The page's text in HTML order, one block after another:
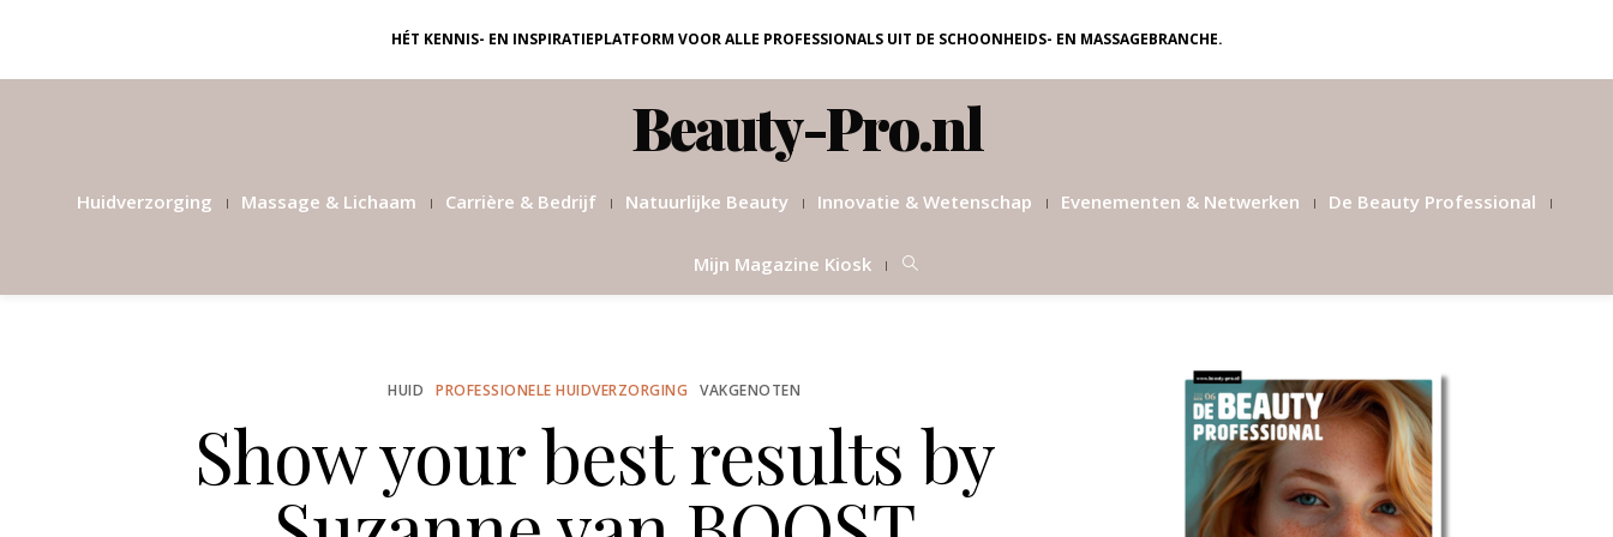
HÉT KENNIS- EN INSPIRATIEPLATFORM VOOR ALLE PROFESSIONALS UIT DE SCHOONHEIDS- EN MASSAGEBRANCHE.
Beauty-Pro.nl
Huidverzorging Massage & Lichaam Carrière & Bedrijf Natuurlijke Beauty Innovatie & Wetenschap Evenementen & Netwerken De Beauty Professional
Mijn Magazine Kiosk
HUID PROFESSIONELE HUIDVERZORGING VAKGENOTEN
Show your best results by